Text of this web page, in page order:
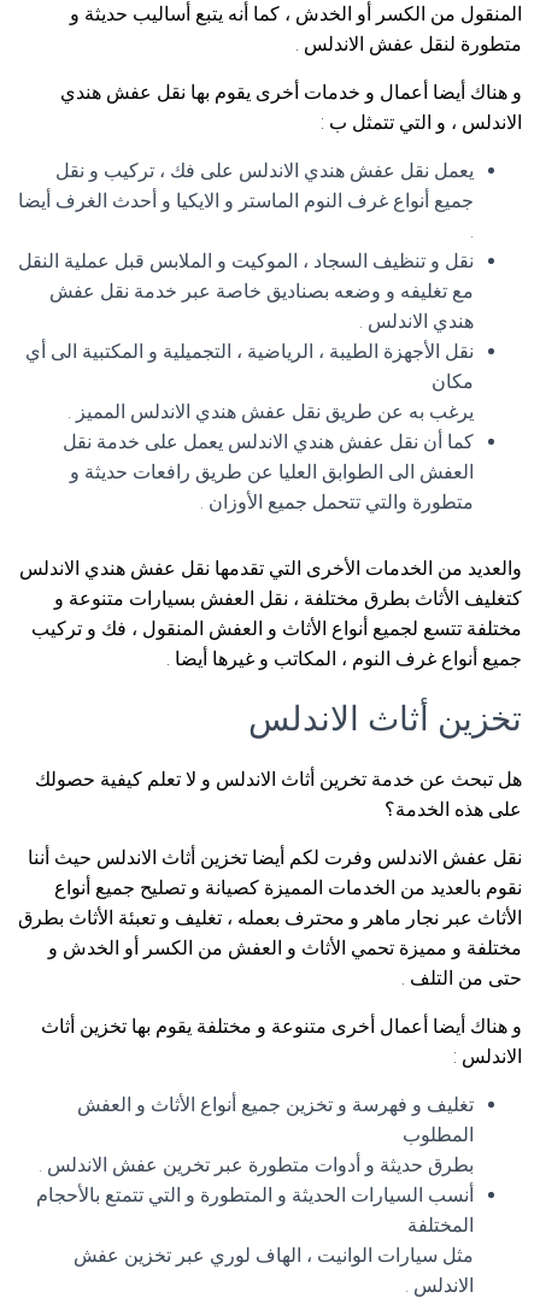
المنقول من الكسر أو الخدش ، كما أنه يتبع أساليب حديثة و
متطورة لنقل عفش الاندلس .
و هناك أيضا أعمال و خدمات أخرى يقوم بها نقل عفش هندي
الاندلس ، و التي تتمثل ب :
يعمل نقل عفش هندي الاندلس على فك ، تركيب و نقل
جميع أنواع غرف النوم الماستر و الايكيا و أحدث الغرف أيضا
.
نقل و تنظيف السجاد ، الموكيت و الملابس قبل عملية النقل
مع تغليفه و وضعه بصناديق خاصة عبر خدمة نقل عفش
هندي الاندلس .
نقل الأجهزة الطيبة ، الرياضية ، التجميلية و المكتبية الى أي
مكان
يرغب به عن طريق نقل عفش هندي الاندلس المميز .
كما أن نقل عفش هندي الاندلس يعمل على خدمة نقل
العفش الى الطوابق العليا عن طريق رافعات حديثة و
متطورة والتي تتحمل جميع الأوزان .
والعديد من الخدمات الأخرى التي تقدمها نقل عفش هندي الاندلس
كتغليف الأثاث بطرق مختلفة ، نقل العفش بسيارات متنوعة و
مختلفة تتسع لجميع أنواع الأثاث و العفش المنقول ، فك و تركيب
جميع أنواع غرف النوم ، المكاتب و غيرها أيضا .
تخزين أثاث الاندلس
هل تبحث عن خدمة تخرين أثاث الاندلس و لا تعلم كيفية حصولك
على هذه الخدمة؟
نقل عفش الاندلس وفرت لكم أيضا تخزين أثاث الاندلس حيث أننا
نقوم بالعديد من الخدمات المميزة كصيانة و تصليح جميع أنواع
الأثاث عبر نجار ماهر و محترف بعمله ، تغليف و تعبئة الأثاث بطرق
مختلفة و مميزة تحمي الأثاث و العفش من الكسر أو الخدش و
حتى من التلف .
و هناك أيضا أعمال أخرى متنوعة و مختلفة يقوم بها تخزين أثاث
الاندلس :
تغليف و فهرسة و تخزين جميع أنواع الأثاث و العفش
المطلوب
بطرق حديثة و أدوات متطورة عبر تخرين عفش الاندلس .
أنسب السيارات الحديثة و المتطورة و التي تتمتع بالأحجام
المختلفة
مثل سيارات الوانيت ، الهاف لوري عبر تخزين عفش
الاندلس .